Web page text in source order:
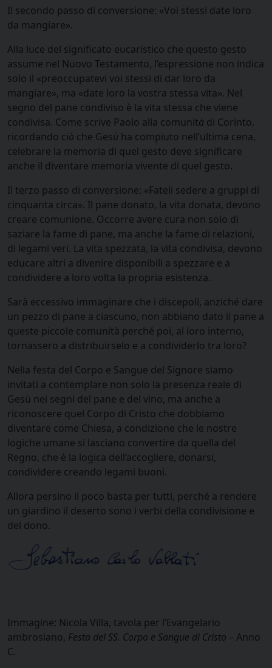
Il secondo passo di conversione: «Voi stessi date loro
da mangiare».
Alla luce del significato eucaristico che questo gesto
assume nel Nuovo Testamento, l’espressione non indica
solo il «preoccupatevi voi stessi di dar loro da
mangiare», ma «date loro la vostra stessa vita». Nel
segno del pane condiviso è la vita stessa che viene
condivisa. Come scrive Paolo alla comunità di Corinto,
ricordando ciò che Gesù ha compiuto nell’ultima cena,
celebrare la memoria di quel gesto deve significare
anche il diventare memoria vivente di quel gesto.
Il terzo passo di conversione: «Fateli sedere a gruppi di
cinquanta circa». Il pane donato, la vita donata, devono
creare comunione. Occorre avere cura non solo di
saziare la fame di pane, ma anche la fame di relazioni,
di legami veri. La vita spezzata, la vita condivisa, devono
educare altri a divenire disponibili a spezzare e a
condividere a loro volta la propria esistenza.
Sarà eccessivo immaginare che i discepoli, anziché dare
un pezzo di pane a ciascuno, non abbiano dato il pane a
queste piccole comunità perché poi, al loro interno,
tornassero a distribuirselo e a condividerlo tra loro?
Nella festa del Corpo e Sangue del Signore siamo
invitati a contemplare non solo la presenza reale di
Gesù nei segni del pane e del vino, ma anche a
riconoscere quel Corpo di Cristo che dobbiamo
diventare come Chiesa, a condizione che le nostre
logiche umane si lasciano convertire da quella del
Regno, che è la logica dell’accogliere, donarsi,
condividere creando legami buoni.
Allora persino il poco basta per tutti, perché a rendere
un giardino il deserto sono i verbi della condivisione e
del dono.
Immagine: Nicola Villa, tavola per l’Evangelario
ambrosiano, Festa del SS. Corpo e Sangue di Cristo – Anno
C.